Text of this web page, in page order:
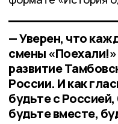
— Уверен, что
смены «Поехали!»
развитие
России. И как
будьте с
будьте вместе,